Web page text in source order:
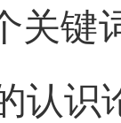
关
认识